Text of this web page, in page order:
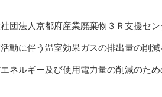
法人京都府産業廃棄物３Ｒ支援セン
動に伴う温室効果ガスの排出量の削
ネルギー及び使用電力量の削減のた